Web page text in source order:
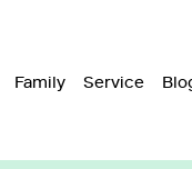
Family Service